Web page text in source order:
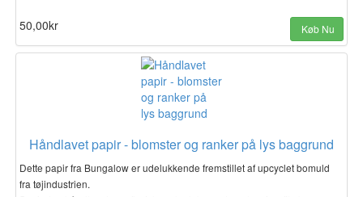
50,00kr Køb Nu
Håndlavet papir - blomster og ranker på lys baggrund
Dette papir fra Bungalow er udelukkende fremstillet af upcyclet bomuld
fra tøjindustrien.